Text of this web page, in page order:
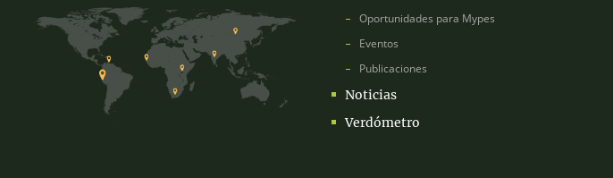
Oportunidades para Mypes
Eventos
Publicaciones
Noticias
Verdómetro